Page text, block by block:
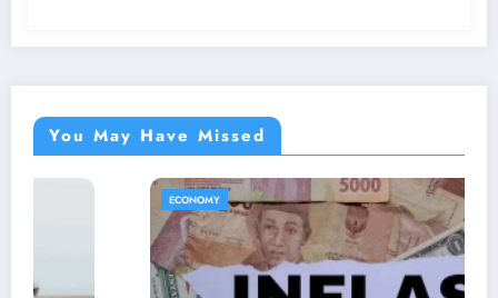
You May Have Missed